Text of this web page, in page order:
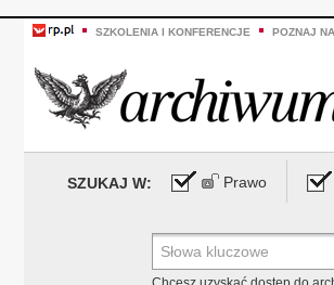
SZKOLENIA I KONFERENCJE POZNAJ
SZUKAJ W: Prawo